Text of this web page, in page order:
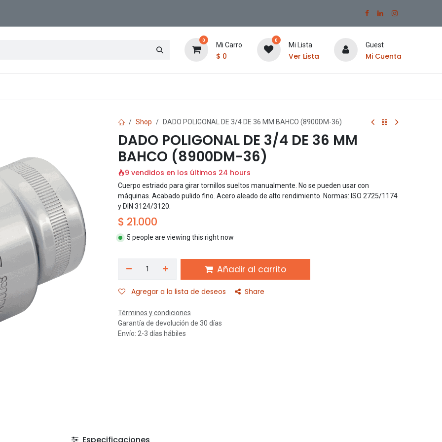
0
Mi Carro
$ 0
0
Mi Lista
Ver Lista
Guest
Mi Cuenta
Shop DADO POLIGONAL DE 3/4 DE 36 MM BAHCO (8900DM-36)
DADO POLIGONAL DE 3/4 DE 36 MM
BAHCO (8900DM-36)
9 vendidos en los últimos 24 hours
Cuerpo estriado para girar tornillos sueltos manualmente. No se pueden usar con
máquinas. Acabado pulido fino. Acero aleado de alto rendimiento. Normas: ISO 2725/1174
y DIN 3124/3120.
$ 21.000
5 people are viewing this right now
Añadir al carrito
Agregar a la lista de deseos Share
Términos y condiciones
Garantía de devolución de 30 días
Envío: 2-3 días hábiles
Especificaciones